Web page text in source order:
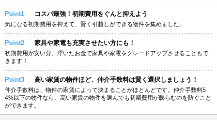
Point1 コスパ最強！初期費用をぐんと抑えよう
気になる初期費用を抑えて、賢く引越しができる物件を集めました。
Point2 家具や家電も充実させたい方にも！
初期費用が安い分、浮いたお金で家具や家電をグレードアップさせることもで
きます！
Point3 高い家賃の物件ほど、仲介手数料は賢く選択しましょう！
仲介手数料は、物件の家賃によって決まることがほとんどです。仲介手数料5
4%以下の物件なら、高い家賃の物件を選んでも初期費用が膨らむのを防ぐこと
ができます。